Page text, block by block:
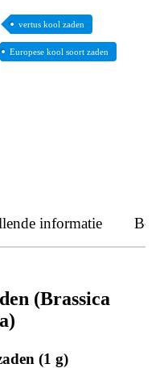
vertus kool zaden
Europese kool soort zaden
informatie
(Brassica
(1 g)